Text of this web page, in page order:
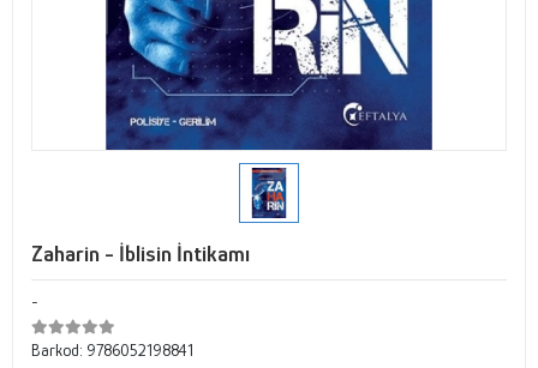
Zaharin - İblisin İntikamı
-
Barkod: 9786052198841